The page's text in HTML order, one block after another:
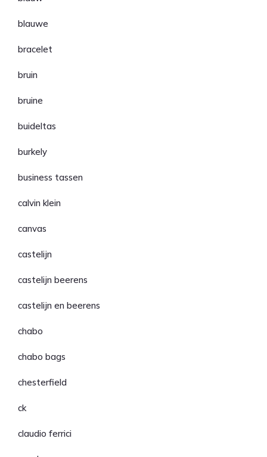
blauwe
bracelet
bruin
bruine
buideltas
burkely
business tassen
calvin klein
canvas
castelijn
castelijn beerens
castelijn en beerens
chabo
chabo bags
chesterfield
ck
claudio ferrici